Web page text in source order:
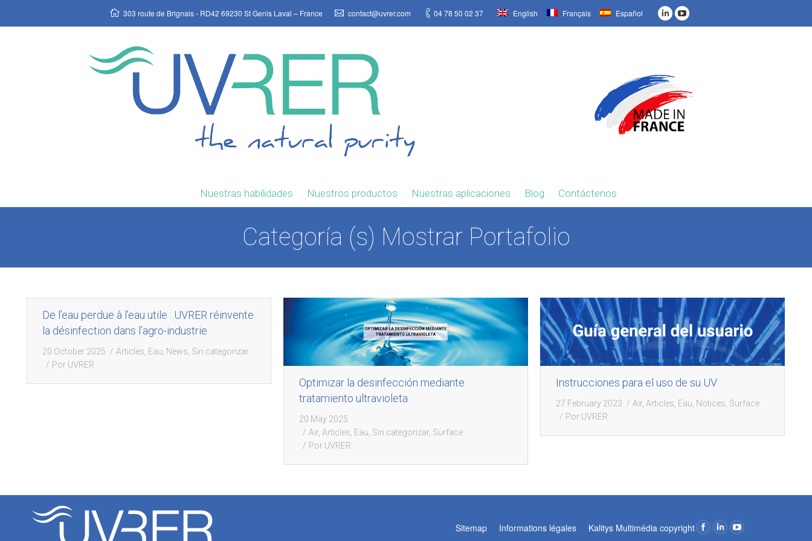
303 route de Brignais - RD42 69230 St Genis Laval – France contact@uvrer.com 04 78 50 02 37 English Français Español
Nuestras habilidades Nuestros productos Nuestras aplicaciones Blog Contáctenos
Categoría (s) Mostrar Portafolio
De l’eau perdue à l’eau utile : UVRER réinvente
la désinfection dans l’agro-industrie
20 October 2025 Articles Eau News Sin categorizar
Por UVRER
Optimizar la desinfección mediante
tratamiento ultravioleta
20 May 2025
Air, Articles Eau Sin categorizar, Surface
Por UVRER
Instrucciones para el uso de su UV
27 February 2023 Air, Articles Eau Notices Surface
Por UVRER
Sitemap Informations légales Kalitys Multimédia copyright